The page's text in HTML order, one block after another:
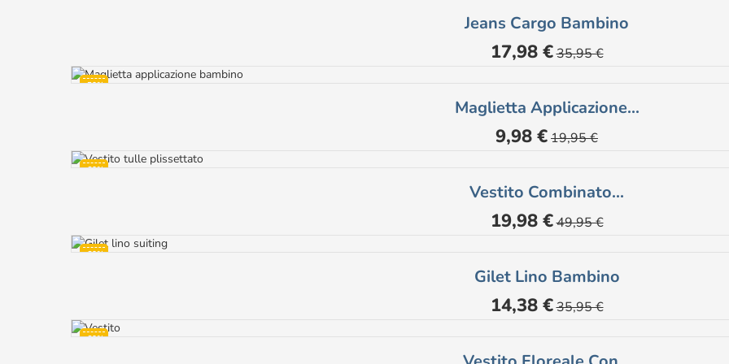
Jeans Cargo Bambino
Prezzo
17,98 € Prezzo
base
35,95 €
-50%
Maglietta Applicazione...
Prezzo
9,98 € Prezzo
base
19,95 €
-60%
Vestito Combinato...
Prezzo
19,98 € Prezzo
base
49,95 €
-60%
Gilet Lino Bambino
Prezzo
14,38 € Prezzo
base
35,95 €
-60%